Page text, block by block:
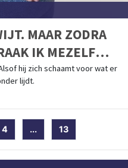
MAAR ZODRA
IK MEZELF
hij zich schaamt voor wat er
lijdt.
4 ... 13